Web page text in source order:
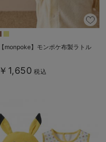
【monpoke】モンポケ布製ラトル
￥1,650 税込